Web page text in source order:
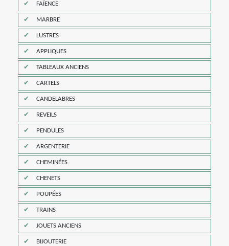
FAÏENCE
MARBRE
LUSTRES
APPLIQUES
TABLEAUX ANCIENS
CARTELS
CANDELABRES
REVEILS
PENDULES
ARGENTERIE
CHEMINÉES
CHENETS
POUPÉES
TRAINS
JOUETS ANCIENS
BIJOUTERIE